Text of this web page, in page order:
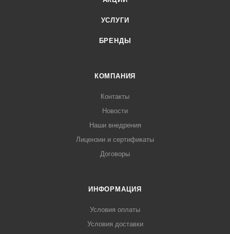
УСЛУГИ
БРЕНДЫ
КОМПАНИЯ
Контакты
Новости
Наши внедрения
Лицензии и сертификаты
Договоры
ИНФОРМАЦИЯ
Условия оплаты
Условия доставки